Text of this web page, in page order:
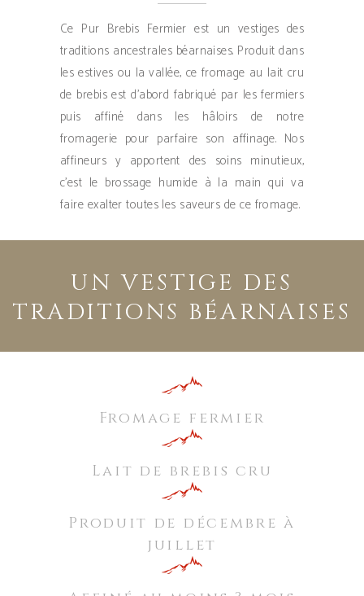
Ce Pur Brebis Fermier est un vestiges des
traditions ancestrales béarnaises. Produit dans
les estives ou la vallée, ce fromage au lait cru
de brebis est d’abord fabriqué par les fermiers
puis affiné dans les hâloirs de notre
fromagerie pour parfaire son affinage. Nos
affineurs y apportent des soins minutieux,
c’est le brossage humide à la main qui va
faire exalter toutes les saveurs de ce fromage.
UN VESTIGE DES
TRADITIONS BÉARNAISES
Fromage fermier
Lait de brebis cru
Produit de décembre à
juillet